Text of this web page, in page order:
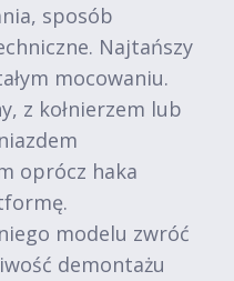
sposób
Najtańszy
mocowaniu.
z kołnierzem lub
oprócz haka
modelu zwróć
demontażu